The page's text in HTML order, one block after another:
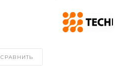
СРАВНИТЬ